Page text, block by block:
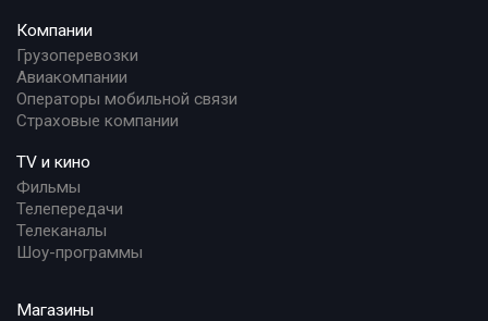
Компании
Грузоперевозки
Авиакомпании
Операторы мобильной связи
Страховые компании
TV и кино
Фильмы
Телепередачи
Телеканалы
Шоу-программы
Магазины